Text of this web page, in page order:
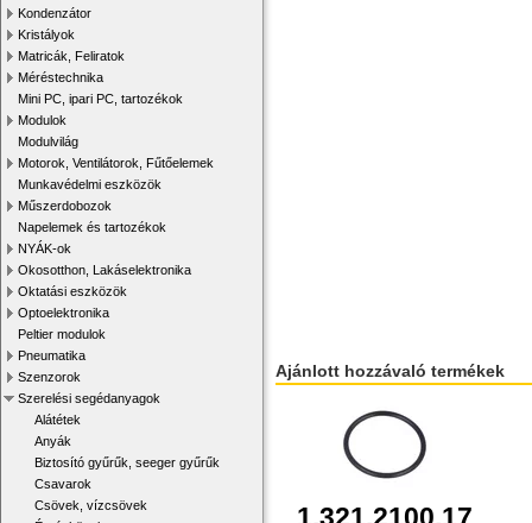
Kondenzátor
Kristályok
Matricák, Feliratok
Méréstechnika
Mini PC, ipari PC, tartozékok
Modulok
Modulvilág
Motorok, Ventilátorok, Fűtőelemek
Munkavédelmi eszközök
Műszerdobozok
Napelemek és tartozékok
NYÁK-ok
Okosotthon, Lakáselektronika
Oktatási eszközök
Optoelektronika
Peltier modulok
Pneumatika
Szenzorok
Szerelési segédanyagok
Alátétek
Anyák
Biztosító gyűrűk, seeger gyűrűk
Csavarok
Csövek, vízcsövek
Ajánlott hozzávaló termékek